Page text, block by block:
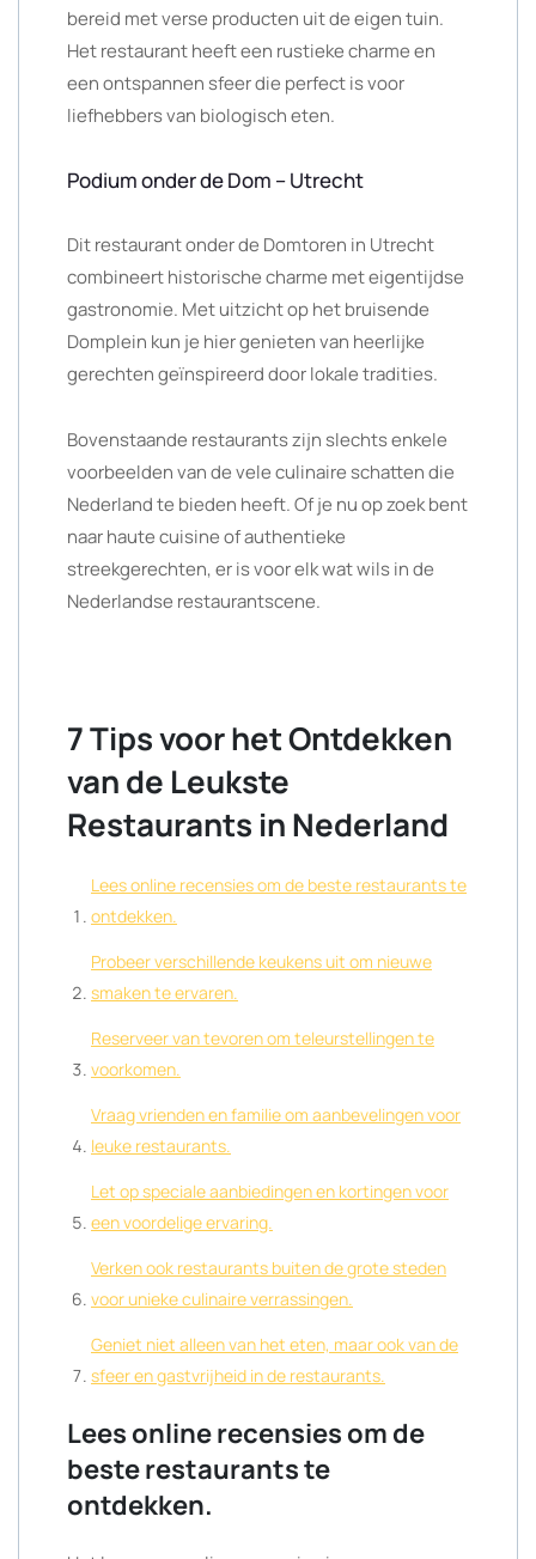
bereid met verse producten uit de eigen tuin.
Het restaurant heeft een rustieke charme en
een ontspannen sfeer die perfect is voor
liefhebbers van biologisch eten.
Podium onder de Dom – Utrecht
Dit restaurant onder de Domtoren in Utrecht
combineert historische charme met eigentijdse
gastronomie. Met uitzicht op het bruisende
Domplein kun je hier genieten van heerlijke
gerechten geïnspireerd door lokale tradities.
Bovenstaande restaurants zijn slechts enkele
voorbeelden van de vele culinaire schatten die
Nederland te bieden heeft. Of je nu op zoek bent
naar haute cuisine of authentieke
streekgerechten, er is voor elk wat wils in de
Nederlandse restaurantscene.
7 Tips voor het Ontdekken
van de Leukste
Restaurants in Nederland
Lees online recensies om de beste restaurants te
ontdekken.
Probeer verschillende keukens uit om nieuwe
smaken te ervaren.
Reserveer van tevoren om teleurstellingen te
voorkomen.
Vraag vrienden en familie om aanbevelingen voor
leuke restaurants.
Let op speciale aanbiedingen en kortingen voor
een voordelige ervaring.
Verken ook restaurants buiten de grote steden
voor unieke culinaire verrassingen.
Geniet niet alleen van het eten, maar ook van de
sfeer en gastvrijheid in de restaurants.
Lees online recensies om de
beste restaurants te
ontdekken.